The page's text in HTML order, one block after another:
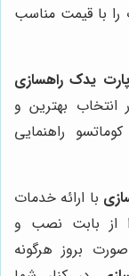
را با قیمت مناسب
پارت یدک راهسازی
انتخاب بهترین و
راهنمایی
با ارائه خدمات
از بابت نصب و
بروز هرگونه